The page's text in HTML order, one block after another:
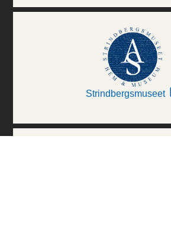
Strindbergsmuseet